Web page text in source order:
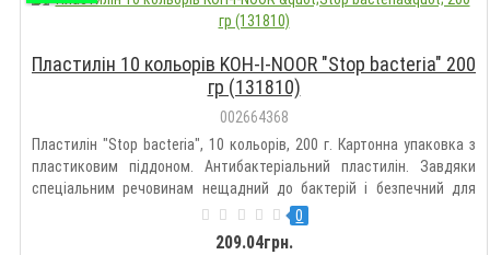
Пластилін 10 кольорів KOH-I-NOOR "Stop bacteria" 200
гр (131810)
002664368
Пластилін "Stop bacteria", 10 кольорів, 200 г. Картонна упаковка з
пластиковим піддоном. Антибактеріальний пластилін. Завдяки
спеціальним речовинам нещадний до бактерій і безпечний для
дітей. Легко розминається, не фарбує руки, не липне до пальців.
Кольори легко змішуються. Відповідає європейським с..
0
209.04грн.